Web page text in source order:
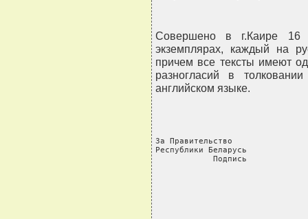
Совершено в г.Каире
экземплярах, каждый на
причем все тексты имеют
разногласий в
английском языке.
За Правительство
Республики Беларусь
Подпись